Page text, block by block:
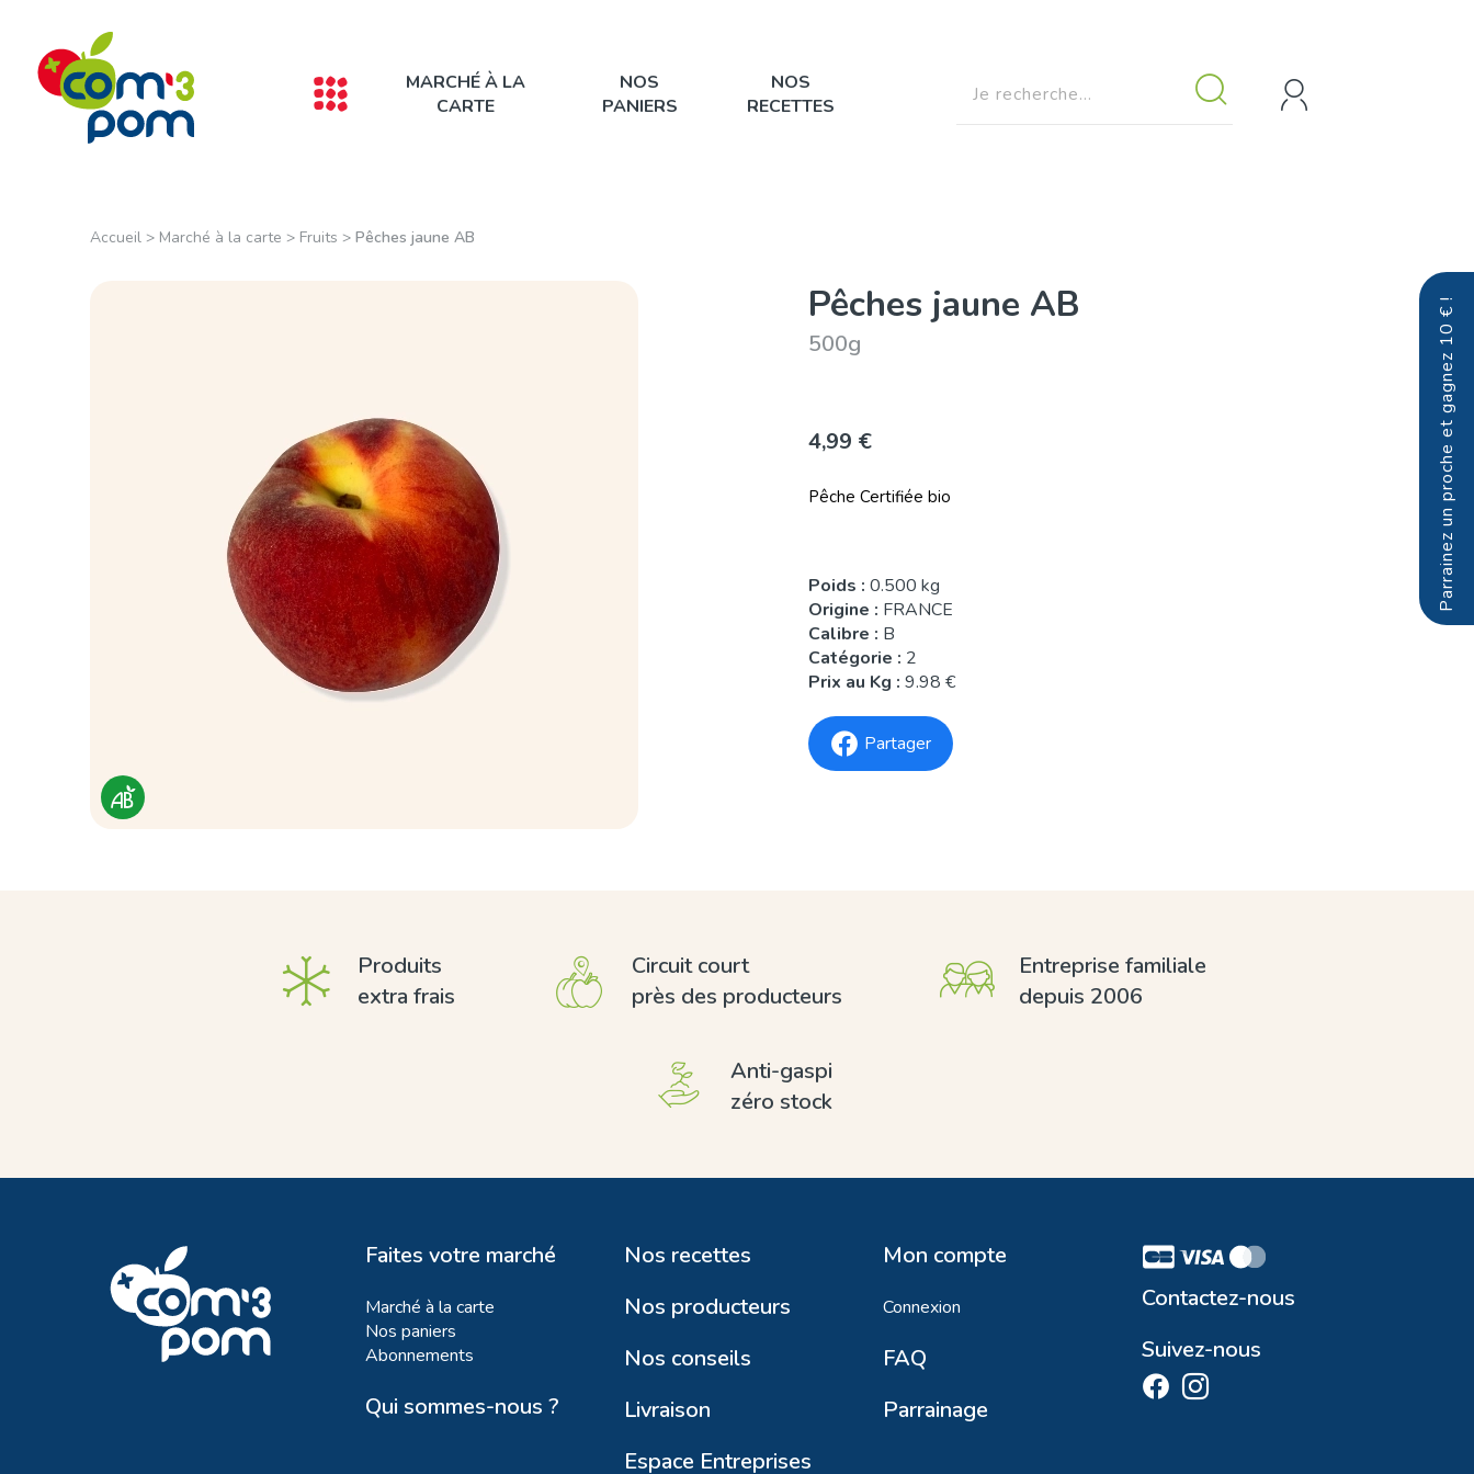
MARCHÉ À LA
CARTE
NOS
PANIERS
NOS
RECETTES
Parrainez un proche et gagnez 10 € !
Accueil > Marché à la carte > Fruits > Pêches jaune AB
Pêches jaune AB
500g
4,99 €
Pêche Certifiée bio
Poids : 0.500 kg
Origine : FRANCE
Calibre : B
Catégorie : 2
Prix au Kg : 9.98 €
Partager
Produits
extra frais
Circuit court
près des producteurs
Entreprise familiale
depuis 2006
Anti-gaspi
zéro stock
Faites votre marché
Marché à la carte
Nos paniers
Abonnements
Qui sommes-nous ?
Nos recettes
Nos producteurs
Nos conseils
Livraison
Espace Entreprises
Mon compte
Connexion
FAQ
Parrainage
Contactez-nous
Suivez-nous